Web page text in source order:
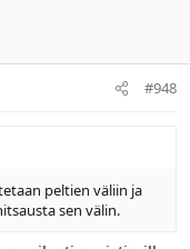
#948
peltien väliin ja
sen välin.